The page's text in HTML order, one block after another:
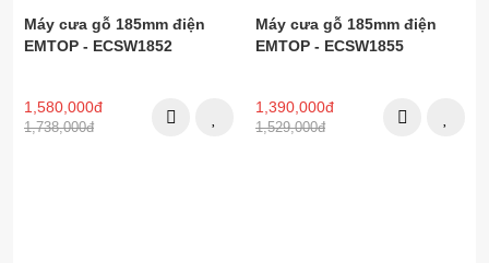
Máy cưa gỗ 185mm điện
EMTOP - ECSW1852
1,580,000đ
1,738,000đ
Máy cưa gỗ 185mm điện
EMTOP - ECSW1855
1,390,000đ
1,529,000đ